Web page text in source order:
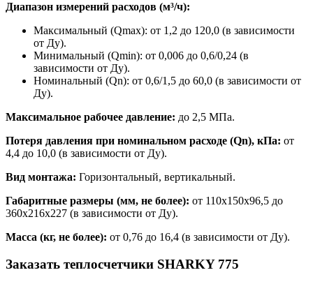
Диапазон измерений расходов (м³/ч):
Максимальный (Qmax): от 1,2 до 120,0 (в зависимости
от Ду).
Минимальный (Qmin): от 0,006 до 0,6/0,24 (в
зависимости от Ду).
Номинальный (Qn): от 0,6/1,5 до 60,0 (в зависимости от
Ду).
Максимальное рабочее давление: до 2,5 МПа.
Потеря давления при номинальном расходе (Qn), кПа: от
4,4 до 10,0 (в зависимости от Ду).
Вид монтажа: Горизонтальный, вертикальный.
Габаритные размеры (мм, не более): от 110x150x96,5 до
360x216x227 (в зависимости от Ду).
Масса (кг, не более): от 0,76 до 16,4 (в зависимости от Ду).
Заказать теплосчетчики SHARKY 775